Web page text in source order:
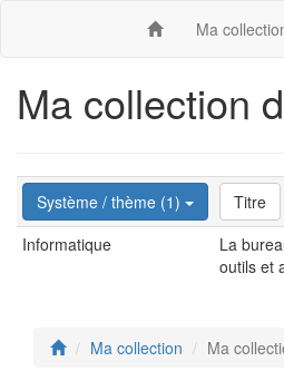
Ma
Ma collection
Système / thème (1) Titre
Informatique
La
outils et
Ma collection Ma